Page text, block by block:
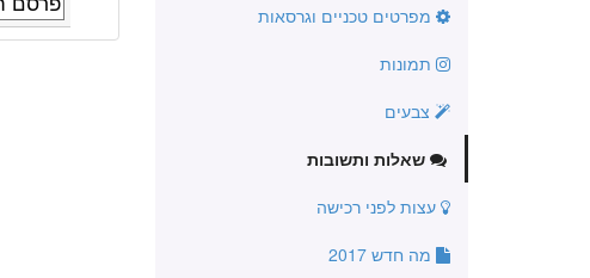
מפרטים טכניים וגרסאות
תמונות
צבעים
שאלות ותשובות
עצות לפני רכישה
מה חדש 2017